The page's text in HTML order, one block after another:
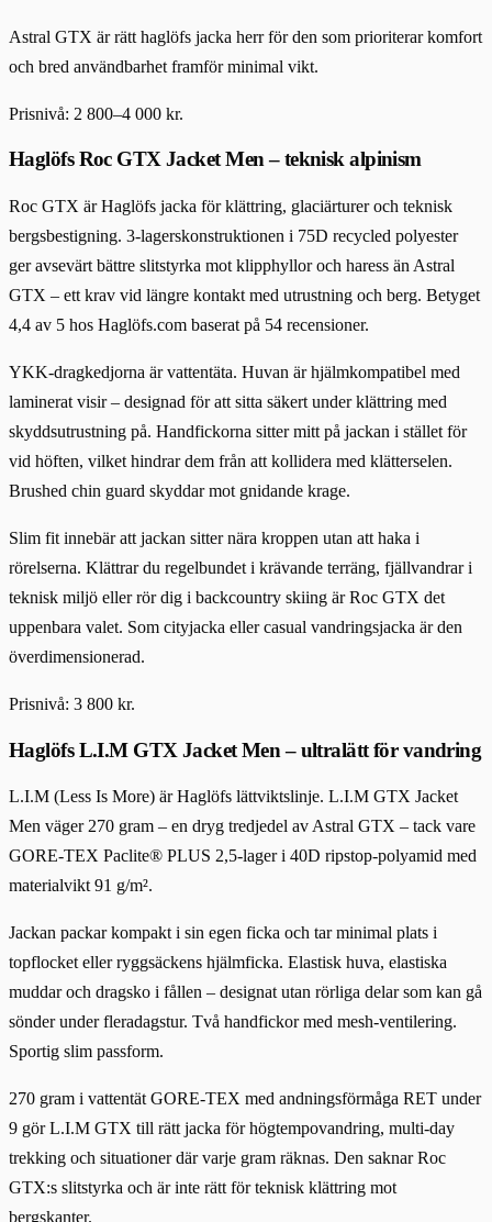
Astral GTX är rätt haglöfs jacka herr för den som prioriterar komfort
och bred användbarhet framför minimal vikt.
Prisnivå: 2 800–4 000 kr.
Haglöfs Roc GTX Jacket Men – teknisk alpinism
Roc GTX är Haglöfs jacka för klättring, glaciärturer och teknisk
bergsbestigning. 3-lagerskonstruktionen i 75D recycled polyester
ger avsevärt bättre slitstyrka mot klipphyllor och haress än Astral
GTX – ett krav vid längre kontakt med utrustning och berg. Betyget
4,4 av 5 hos Haglöfs.com baserat på 54 recensioner.
YKK-dragkedjorna är vattentäta. Huvan är hjälmkompatibel med
laminerat visir – designad för att sitta säkert under klättring med
skyddsutrustning på. Handfickorna sitter mitt på jackan i stället för
vid höften, vilket hindrar dem från att kollidera med klätterselen.
Brushed chin guard skyddar mot gnidande krage.
Slim fit innebär att jackan sitter nära kroppen utan att haka i
rörelserna. Klättrar du regelbundet i krävande terräng, fjällvandrar i
teknisk miljö eller rör dig i backcountry skiing är Roc GTX det
uppenbara valet. Som cityjacka eller casual vandringsjacka är den
överdimensionerad.
Prisnivå: 3 800 kr.
Haglöfs L.I.M GTX Jacket Men – ultralätt för vandring
L.I.M (Less Is More) är Haglöfs lättviktslinje. L.I.M GTX Jacket
Men väger 270 gram – en dryg tredjedel av Astral GTX – tack vare
GORE-TEX Paclite® PLUS 2,5-lager i 40D ripstop-polyamid med
materialvikt 91 g/m².
Jackan packar kompakt i sin egen ficka och tar minimal plats i
topflocket eller ryggsäckens hjälmficka. Elastisk huva, elastiska
muddar och dragsko i fållen – designat utan rörliga delar som kan gå
sönder under fleradagstur. Två handfickor med mesh-ventilering.
Sportig slim passform.
270 gram i vattentät GORE-TEX med andningsförmåga RET under
9 gör L.I.M GTX till rätt jacka för högtempovandring, multi-day
trekking och situationer där varje gram räknas. Den saknar Roc
GTX:s slitstyrka och är inte rätt för teknisk klättring mot
bergskanter.